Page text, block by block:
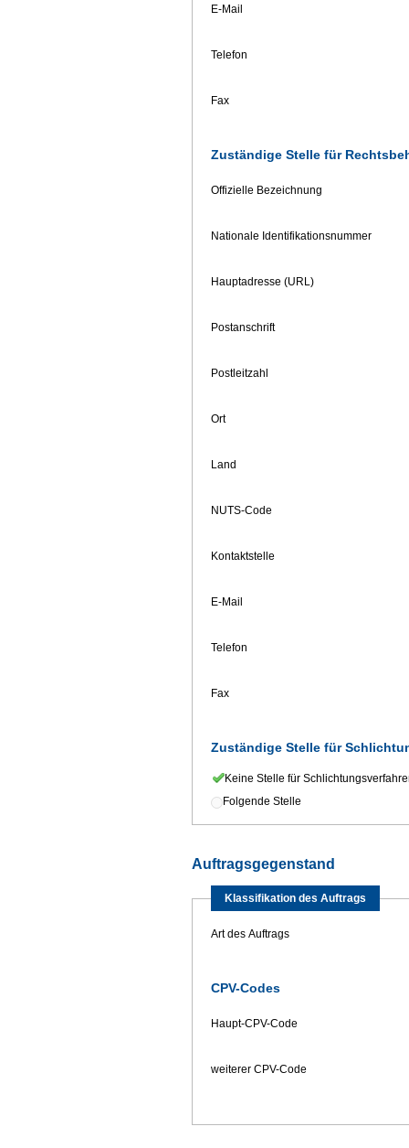
E-Mail
Telefon
Fax
Zuständige Stelle für
Offizielle Bezeichnung
Nationale Identifikationsnummer
Hauptadresse (URL)
Postanschrift
Postleitzahl
Ort
Land
NUTS-Code
Kontaktstelle
E-Mail
Telefon
Fax
Zuständige Stelle für
Keine Stelle für
Folgende Stelle
Auftragsgegenstand
Klassifikation des Auftrags
Art des Auftrags
CPV-Codes
Haupt-CPV-Code
weiterer CPV-Code